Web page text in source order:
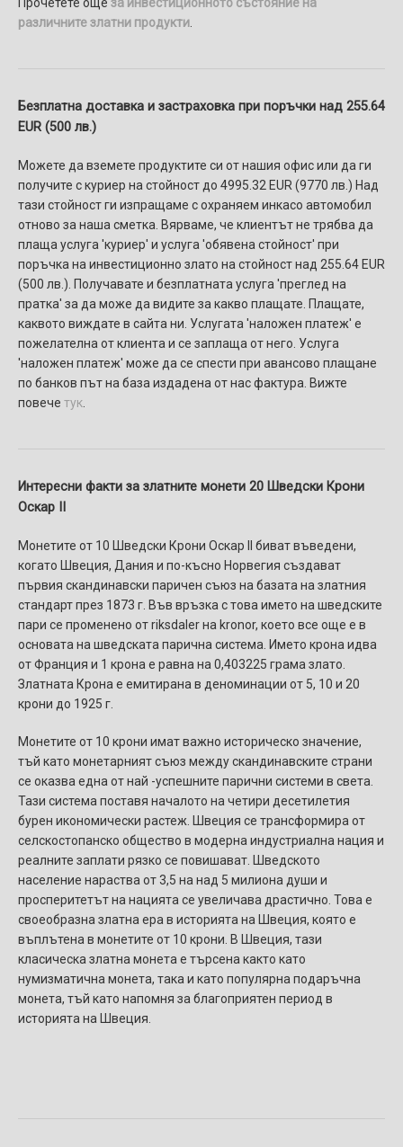
различните златни продукти
Безплатна доставка и застраховка при поръчки над 255.64
EUR (500 лв.)
Можете да вземете продуктите си от нашия офис или да ги
получите с куриер на стойност до 4995.32 EUR (9770 лв.) Над
тази стойност ги изпращаме с охраняем инкасо автомобил
отново за наша сметка. Вярваме, че клиентът не трябва да
плаща услуга 'куриер' и услуга 'обявена стойност' при
поръчка на инвестиционно злато на стойност над 255.64 EUR
(500 лв.). Получавате и безплатната услуга 'преглед на
пратка' за да може да видите за какво плащате. Плащате,
каквото виждате в сайта ни. Услугaтa 'наложен платеж' e
пожелателнa от клиента и се заплаща от него. Услуга
'наложен платеж' може да се спести при авансово плащане
по банков път на база издадена от нас фактура. Вижте
повече тук
Интересни факти за златните монети 20 Шведски Крони
Оскар II
Монетите от 10 Шведски Крони Оскар II биват въведени,
когато Швеция, Дания и по-късно Норвегия създават
първия скандинавски паричен съюз на базата на златния
стандарт през 1873 г. Във връзка с това името на шведските
пари се променено от riksdaler на kronor, което все още е в
основата на шведската парична система. Името крона идва
от Франция и 1 крона е равна на 0,403225 грама злато.
Златната Крона е емитирана в деноминации от 5, 10 и 20
крони до 1925 г.
Монетите от 10 крони имат важно историческо значение,
тъй като монетарният съюз между скандинавските страни
се оказва една от най -успешните парични системи в света.
Тази система поставя началото на четири десетилетия
бурен икономически растеж. Швеция се трансформира от
селскостопанско общество в модерна индустриална нация и
реалните заплати рязко се повишават. Шведското
население нараства от 3,5 на над 5 милиона души и
просперитетът на нацията се увеличава драстично. Това е
своеобразна златна ера в историята на Швеция, която е
въплътена в монетите от 10 крони. В Швеция, тази
класическа златна монета е търсена както като
нумизматична монета, така и като популярна подаръчна
монета, тъй като напомня за благоприятен период в
историята на Швеция.